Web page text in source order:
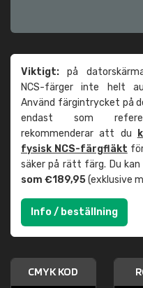
Viktigt: på
NCS-färger inte helt
Använd färgintrycket på
endast som
rekommenderar att du
fysisk NCS-färgfläkt
säker på rätt färg. Du
som €189,95(exklusive
Info / beställning
CMYK KOD